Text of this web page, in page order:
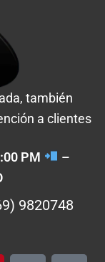
también
a clientes
PM
–
9820748